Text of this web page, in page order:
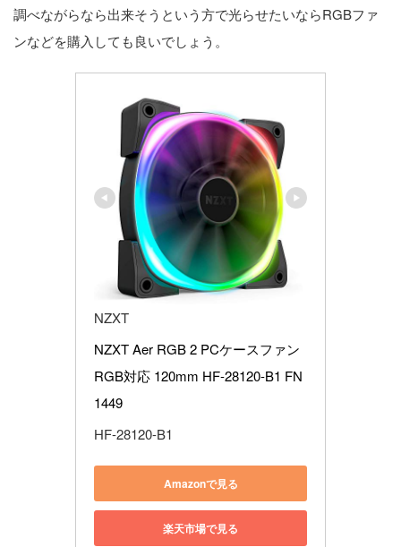
調べながらなら出来そうという方で光らせたいならRGBファ
ンなどを購入しても良いでしょう。
NZXT
NZXT Aer RGB 2 PCケースファン
RGB対応 120mm HF-28120-B1 FN
1449
HF-28120-B1
Amazonで見る
楽天市場で見る